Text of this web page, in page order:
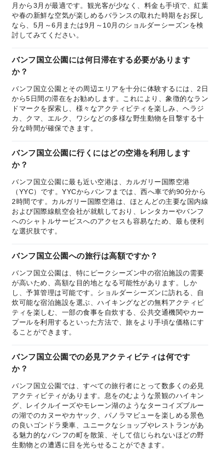
月から3月が最適です。観光客が少なく、料金も手頃で、紅葉
や春の新鮮な空気が楽しめるバランスの取れた時期をお探し
なら、5月～6月または9月～10月のショルダーシーズンを検
討してみてください。
バンフ国立公園には何日滞在する必要があります
か？
バンフ国立公園とその周辺エリアを十分に体験するには、2日
から5日間の滞在をお勧めします。これにより、象徴的なラン
ドマークを探索し、様々なアクティビティを楽しみ、ヘラジ
カ、クマ、エルク、ワシなどの多様な野生動物を目撃する十
分な時間が確保できます。
バンフ国立公園に行くにはどの空港を利用します
か？
バンフ国立公園に最も近い空港は、カルガリー国際空港
（YYC）です。YYCからバンフまでは、西へ車で約90分から
2時間です。カルガリー国際空港は、ほとんどの主要な国内線
および国際線航空会社が就航しており、レンタカーやバンフ
へのシャトルサービスへのアクセスも容易なため、最も便利
な選択肢です。
バンフ国立公園への旅行は高額ですか？
バンフ国立公園は、特にピークシーズン中の宿泊施設の需要
が高いため、高額な目的地となる可能性があります。しか
し、予算管理は可能です。ショルダーシーズンに訪れる、自
炊可能な宿泊施設を選ぶ、ハイキングなどの無料アクティビ
ティを楽しむ、一部の食事を自炊する、公共交通機関やカー
プールを利用するといった方法で、旅をより手頃な価格にす
ることができます。
バンフ国立公園での必見アクティビティは何です
か？
バンフ国立公園では、すべての旅行者にとって数多くの必見
アクティビティがあります。息をのむような景観のハイキン
グ、レイクルイーズやモレーン湖のようなターコイズブルー
の湖でのカヌーやカヤック、パノラマビューを楽しめる景色
の良いゴンドラ乗車、ユニークなショップやレストランがあ
る魅力的なバンフの町を散策、そして信じられないほどの野
生動物との遭遇に目を光らせることができます。